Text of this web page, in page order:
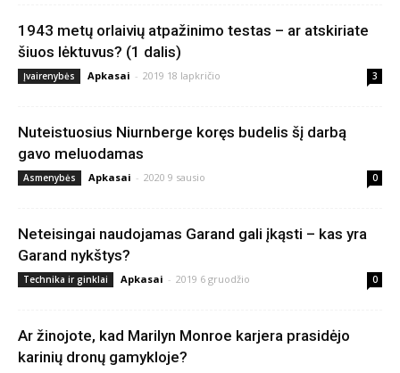
1943 metų orlaivių atpažinimo testas – ar atskiriate
šiuos lėktuvus? (1 dalis)
Įvairenybės Apkasai - 2019 18 lapkričio 3
Nuteistuosius Niurnberge koręs budelis šį darbą
gavo meluodamas
Asmenybės Apkasai - 2020 9 sausio 0
Neteisingai naudojamas Garand gali įkąsti – kas yra
Garand nykštys?
Technika ir ginklai Apkasai - 2019 6 gruodžio 0
Ar žinojote, kad Marilyn Monroe karjera prasidėjo
karinių dronų gamykloje?